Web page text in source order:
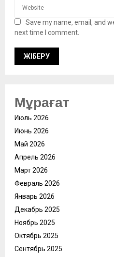
Save my name, email, and
next time I comment.
Мұрағат
Июль 2026
Июнь 2026
Май 2026
Апрель 2026
Март 2026
Февраль 2026
Январь 2026
Декабрь 2025
Ноябрь 2025
Октябрь 2025
Сентябрь 2025